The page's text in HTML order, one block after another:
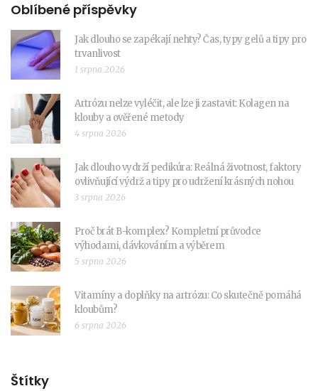
Oblíbené příspěvky
Jak dlouho se zapékají nehty? Čas, typy gelů a tipy pro
trvanlivost
1 srpna 2026
Artrózu nelze vyléčit, ale lze ji zastavit: Kolagen na
klouby a ověřené metody
4 srpna 2026
Jak dlouho vydrží pedikúra: Reálná životnost, faktory
ovlivňující výdrž a tipy pro udržení krásných nohou
3 srpna 2026
Proč brát B-komplex? Kompletní průvodce
výhodami, dávkováním a výběrem
5 srpna 2026
Vitamíny a doplňky na artrózu: Co skutečně pomáhá
kloubům?
6 srpna 2026
Štítky